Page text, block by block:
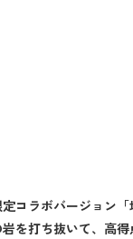
コラボバージョン
を打ち抜いて、高得